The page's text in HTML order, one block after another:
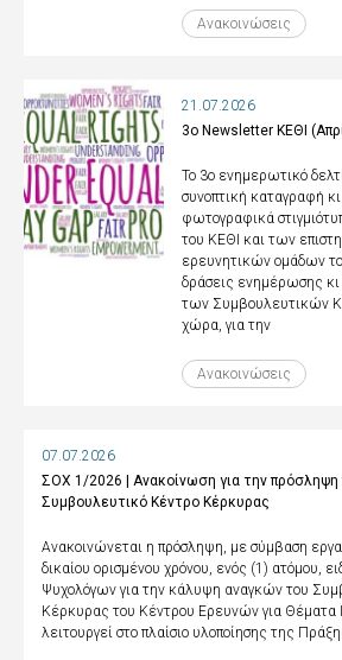
Ανακοινώσεις
21.07.2026
3ο Newsletter ΚΕΘΙ
Το 3ο ενημερωτικό
συνοπτική καταγραφή κι
φωτογραφικά
του ΚΕΘΙ και των
ερευνητικών ομάδων
δράσεις ενημέρωσης κι
των Συμβουλευτικών
χώρα, για την
Ανακοινώσεις
07.07.2026
ΣΟΧ 1/2026 | Ανακοίνωση για την
Συμβουλευτικό Κέντρο Κέρκυρας
Ανακοινώνεται η πρόσληψη, με σύμβαση
δικαίου ορισμένου χρόνου, ενός (1) ατόμου,
Ψυχολόγων για την κάλυψη αναγκών του
Κέρκυρας του Κέντρου Ερευνών για Θέματα
λειτουργεί στο πλαίσιο υλοποίησης της